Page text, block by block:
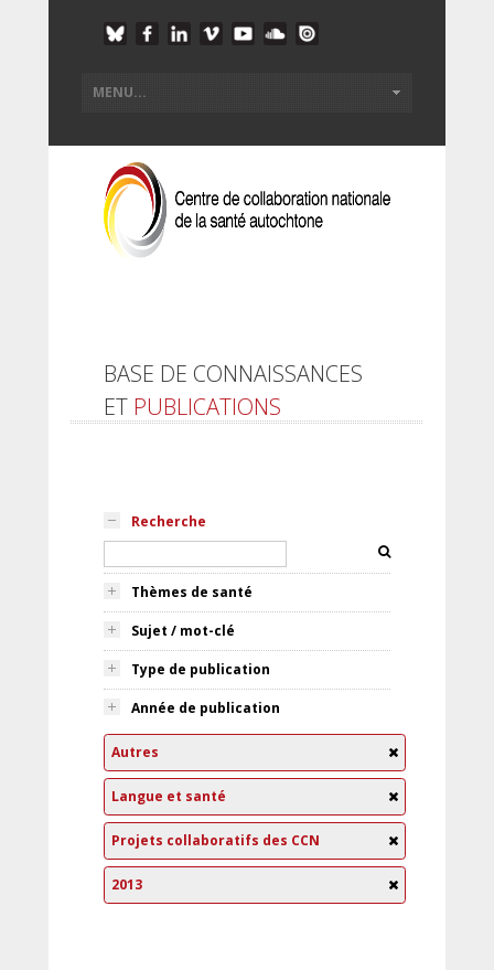
BASE DE CONNAISSANCES
ET PUBLICATIONS
Recherche
Thèmes de santé
Sujet / mot-clé
Type de publication
Année de publication
Autres
Langue et santé
Projets collaboratifs des CCN
2013